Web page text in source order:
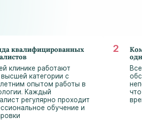
квалифицированных
клинике работают
категории с
опытом работы в
Каждый
регулярно проходит
обучение и